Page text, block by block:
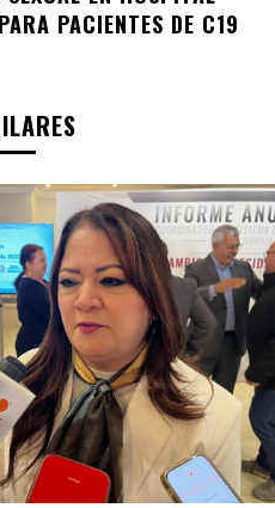
PACIENTES DE C19